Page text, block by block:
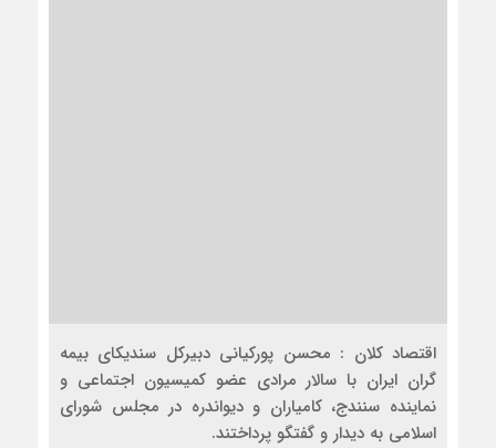
اقتصاد کلان : محسن پورکیانی دبیرکل سندیکای بیمه
گران ایران با سالار مرادی عضو کمیسیون اجتماعی و
نماینده سنندج، کامیاران و دیواندره در مجلس شورای
اسلامی به دیدار و گفتگو پرداختند.